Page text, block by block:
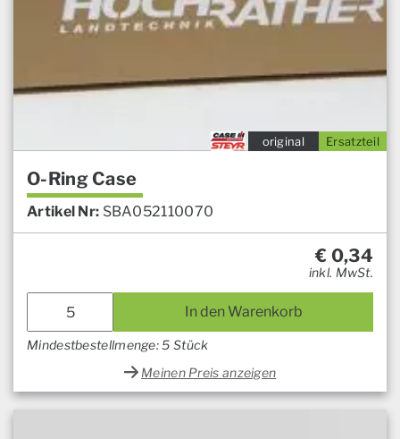
Ersatzteil
original
O-Ring Case
Artikel Nr: SBA052110070
€ 0,34
inkl. MwSt.
In den Warenkorb
Mindestbestellmenge: 5 Stück
Meinen Preis anzeigen